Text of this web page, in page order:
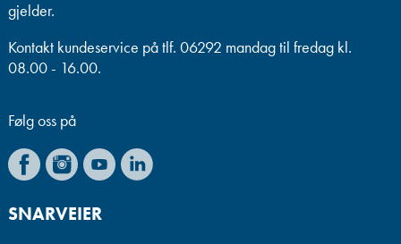
gjelder.
Kontakt kundeservice på tlf. 06292 mandag til fredag kl.
08.00 - 16.00.
Følg oss på
SNARVEIER